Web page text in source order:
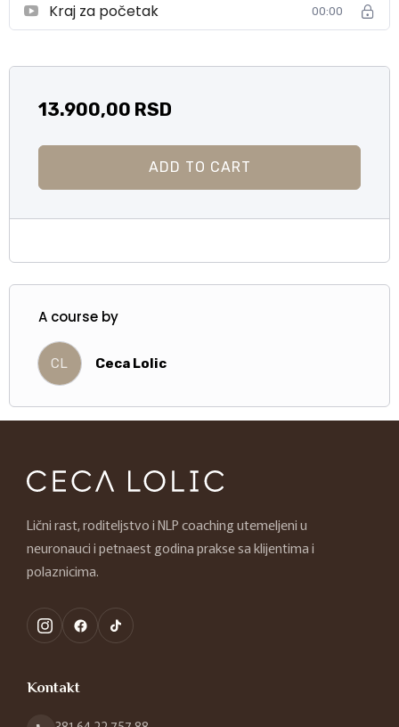
Kraj za početak 00:00
13.900,00 RSD
ADD TO CART
A course by
CL Ceca Lolic
Lični rast, roditeljstvo i NLP coaching utemeljeni u
neuronauci i petnaest godina prakse sa klijentima i
polaznicima.
Kontakt